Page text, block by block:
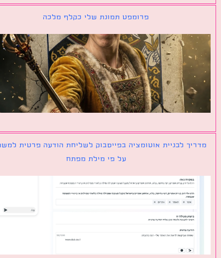
פרומפט תמונת שלי כקלף מלכה
לבניית אוטומציה בפייסבוק לשליחת הודעה פרטית למשתמש
על פי מילת מפתח